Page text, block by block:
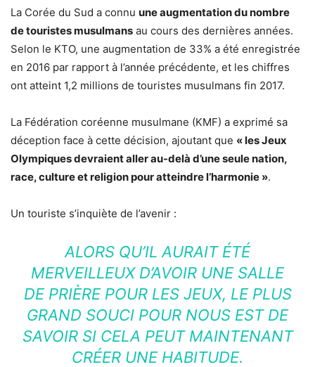
La Corée du Sud a connu une augmentation du nombre
de touristes musulmans au cours des dernières années.
Selon le KTO, une augmentation de 33% a été enregistrée
en 2016 par rapport à l’année précédente, et les chiffres
ont atteint 1,2 millions de touristes musulmans fin 2017.
La Fédération coréenne musulmane (KMF) a exprimé sa
déception face à cette décision, ajoutant que « les Jeux
Olympiques devraient aller au-delà d’une seule nation,
race, culture et religion pour atteindre l’harmonie ».
Un touriste s’inquiète de l’avenir :
ALORS QU’IL AURAIT ÉTÉ
MERVEILLEUX D’AVOIR UNE SALLE
DE PRIÈRE POUR LES JEUX, LE PLUS
GRAND SOUCI POUR NOUS EST DE
SAVOIR SI CELA PEUT MAINTENANT
CRÉER UNE HABITUDE.